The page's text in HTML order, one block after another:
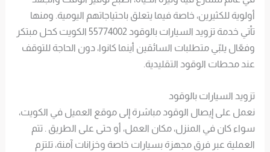
أولوية للكثيرين، خاصة فيما يتعلق باحتياجاتهم اليومية. ومنها
تأتي خدمة تزويد السيارات بالوقود 55774002 الكويت كحل مبتكر
وفعّال يلبّي متطلبات السائقين أينما كانوا، دون الحاجة للتوقف
عند محطات الوقود التقليدية.
تزويد السيارات بالوقود
نعمل على إيصال الوقود مباشرة إلى موقع العميل في الكويت،
سواء كان في المنزل، مكان العمل، أو حتى على الطريق . تتم
العملية عبر فرق مجهزة بسيارات خاصة وخزانات آمنة، تلتزم